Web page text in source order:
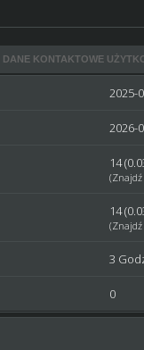
DANE KONTAKTOWE
2025-
2026-
14
(Znajdź
14
(
3
0